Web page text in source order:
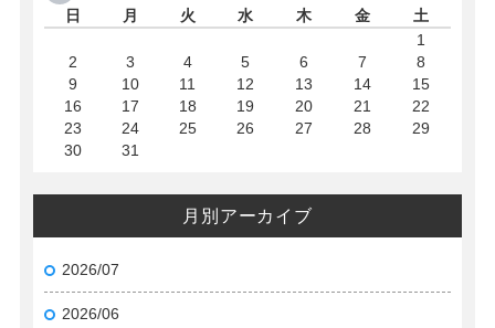
日
月 火 水 木 金
土
1
2
3 4 5 6 7
8
9
10 11 12 13 14
15
16
17 18 19 20 21
22
23
24 25 26 27 28
29
30
31
月別アーカイブ
2026/07
2026/06